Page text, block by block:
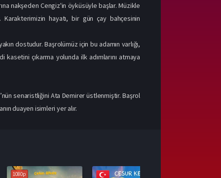
nakşeden Cengiz'in öyküsüyle başlar. Müzikle
hayatı, bir gün çay bahçesinin
dostudur. Başrolümüz için bu adamın varlığı,
çıkarma yolunda ilk adımlarını atmaya
senaristliğini Ata Demirer üstlenmiştir. Başrol
duayen isimleri yer alır.